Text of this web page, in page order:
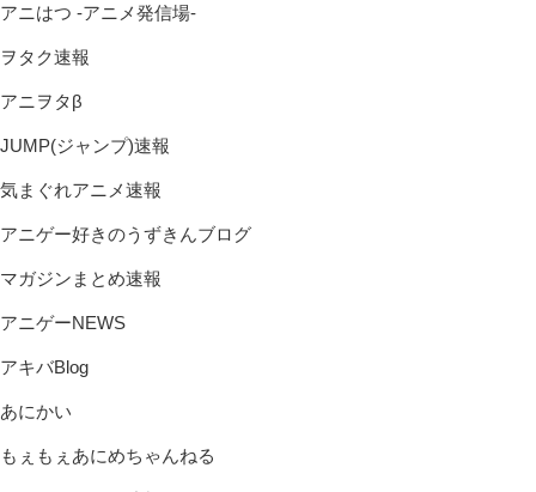
アニはつ -アニメ発信場-
ヲタク速報
アニヲタβ
JUMP(ジャンプ)速報
気まぐれアニメ速報
アニゲー好きのうずきんブログ
マガジンまとめ速報
アニゲーNEWS
アキバBlog
あにかい
もぇもぇあにめちゃんねる